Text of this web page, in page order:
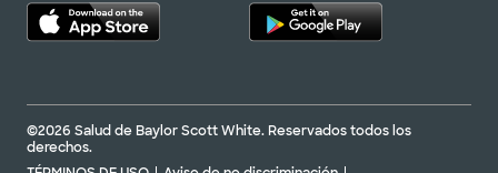
©2026 Salud de Baylor Scott White. Reservados todos los
derechos.